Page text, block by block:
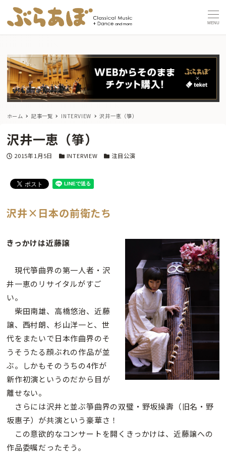
MENU
ホーム 記事一覧 INTERVIEW 沢井一恵（箏）
沢井一恵（箏）
投稿日
2015年1月5日 カテゴリー
INTERVIEW カテゴリー
注目公演
沢井×日本の前衛たち
きっかけは近藤譲
現代箏曲界の第一人者・沢
井一恵のリサイタルがすご
い。
柴田南雄、高橋悠治、近藤
譲、西村朗、杉山洋一と、世
代をまたいで日本作曲界のそ
うそうたる顔ぶれの作品が並
ぶ。しかもそのうちの4作が
新作初演というのだから目が
離せない。
さらには沢井と並ぶ箏曲界の双璧・野坂操壽（旧名・野
坂惠子）が共演という豪華さ！
この意欲的なコンサートを開くきっかけは、近藤譲への
作品委嘱だったそう。